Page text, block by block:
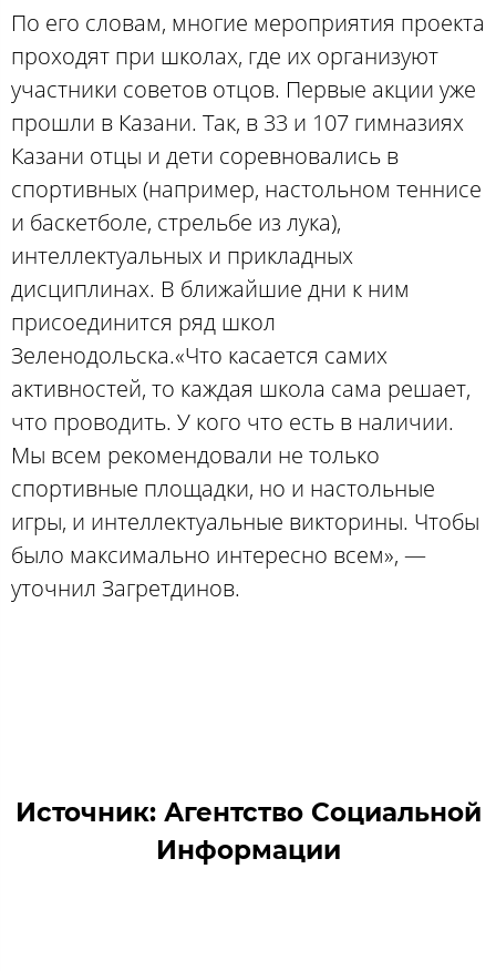
По его словам, многие мероприятия проекта
проходят при школах, где их организуют
участники советов отцов. Первые акции уже
прошли в Казани. Так, в 33 и 107 гимназиях
Казани отцы и дети соревновались в
спортивных (например, настольном теннисе
и баскетболе, стрельбе из лука),
интеллектуальных и прикладных
дисциплинах. В ближайшие дни к ним
присоединится ряд школ
Зеленодольска.«Что касается самих
активностей, то каждая школа сама решает,
что проводить. У кого что есть в наличии.
Мы всем рекомендовали не только
спортивные площадки, но и настольные
игры, и интеллектуальные викторины. Чтобы
было максимально интересно всем», —
уточнил Загретдинов.
Источник: Агентство Социальной
Информации